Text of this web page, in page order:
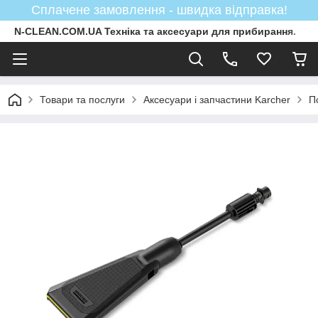
Сплачене замовлення - швидка відправка!
N-CLEAN.COM.UA Техніка та аксесуари для прибирання.
Товари та послуги Аксесуари і запчастини Karcher